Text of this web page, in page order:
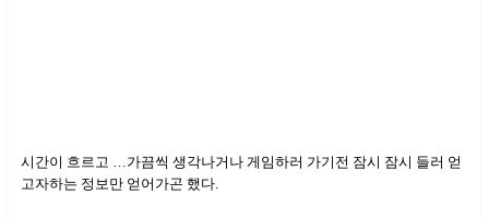
시간이 흐르고 …가끔씩 생각나거나 게임하러 가기전 잠시 잠시 들러 얻
고자하는 정보만 얻어가곤 했다.